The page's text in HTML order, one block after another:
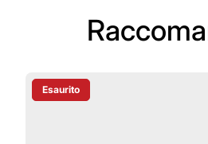
Etichetta Del Prodotto:
Esaurito